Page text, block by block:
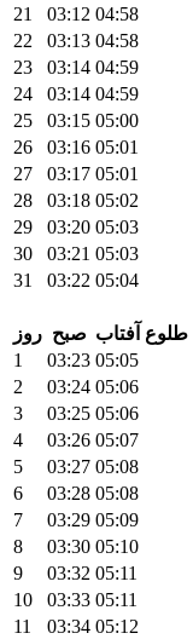
21
03:12 04:58
22
03:13 04:58
23
03:14 04:59
24
03:14 04:59
25
03:15 05:00
26
03:16 05:01
27
03:17 05:01
28
03:18 05:02
29
03:20 05:03
30
03:21 05:03
31
03:22 05:04
روز صبح طلوع آفتاب
1
03:23 05:05
2
03:24 05:06
3
03:25 05:06
4
03:26 05:07
5
03:27 05:08
6
03:28 05:08
7
03:29 05:09
8
03:30 05:10
9
03:32 05:11
10
03:33 05:11
11
03:34 05:12